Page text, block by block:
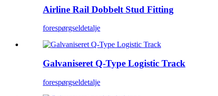
Airline Rail Dobbelt Stud Fitting
forespørgseldetalje
Galvaniseret Q-Type Logistic Track
forespørgseldetalje